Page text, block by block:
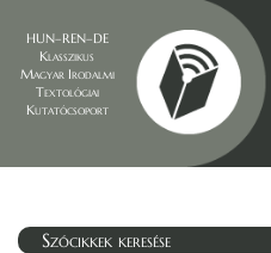
HUN–REN–DE
Klasszikus
Magyar Irodalmi
Textológiai
Kutatócsoport
Szócikkek keresése